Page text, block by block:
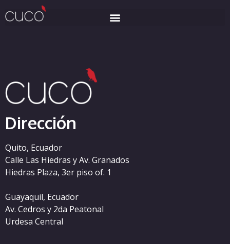
Categoría:gamstop
Dirección
Quito, Ecuador
Calle Las Hiedras y Av. Granados
Hiedras Plaza, 3er piso of. 1
Guayaquil, Ecuador
Av. Cedros y 2da Peatonal
Urdesa Central